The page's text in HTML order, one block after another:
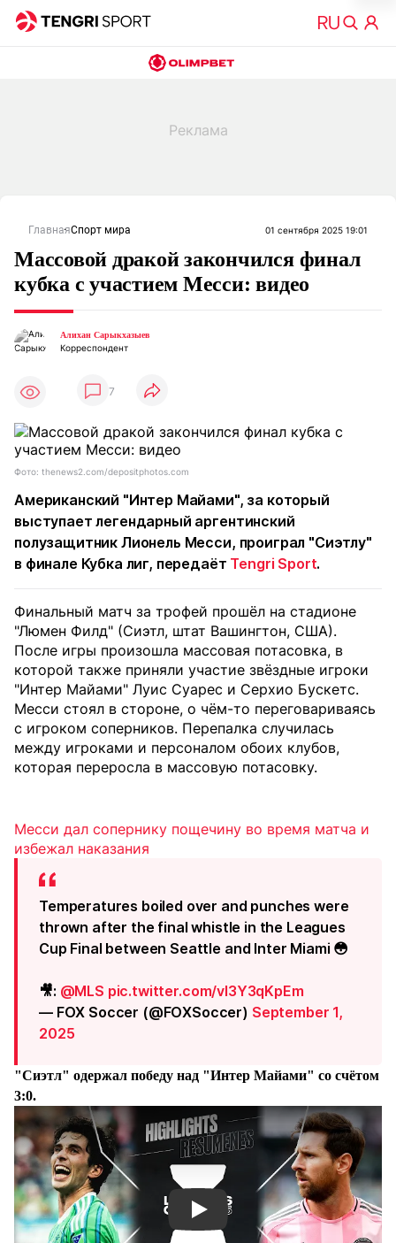
ГлавнаяСпорт мира 01 сентября 2025 19:01
Массовой дракой закончился финал
кубка с участием Месси: видео
Алихан Сарыкхазыев
Корреспондент
7
Фото: thenews2.com/depositphotos.com
Американский "Интер Майами", за который
выступает легендарный аргентинский
полузащитник Лионель Месси, проиграл "Сиэтлу"
в финале Кубка лиг, передаёт Tengri Sport.
Финальный матч за трофей прошёл на стадионе
"Люмен Филд" (Сиэтл, штат Вашингтон, США).
После игры произошла массовая потасовка, в
которой также приняли участие звёздные игроки
"Интер Майами" Луис Суарес и Серхио Бускетс.
Месси стоял в стороне, о чём-то переговариваясь
с игроком соперников. Перепалка случилась
между игроками и персоналом обоих клубов,
которая переросла в массовую потасовку.
Месси дал сопернику пощечину во время матча и
избежал наказания
Temperatures boiled over and punches were
thrown after the final whistle in the Leagues
Cup Final between Seattle and Inter Miami 😳
🎥: @MLS pic.twitter.com/vI3Y3qKpEm
— FOX Soccer (@FOXSoccer) September 1,
2025
"Сиэтл" одержал победу над "Интер Майами" со счётом
3:0.
Смотреть видео YouTube